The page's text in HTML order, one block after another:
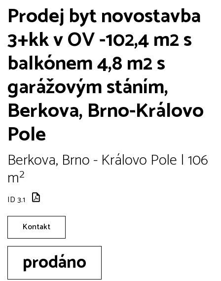
Prodej byt novostavba
3+kk v OV -102,4 m2 s
balkónem 4,8 m2 s
garážovým stáním,
Berkova, Brno-Královo
Pole
Berkova, Brno - Královo Pole | 106
m²
ID 3.1
Kontakt
prodáno